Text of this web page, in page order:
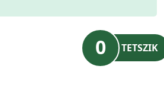
0 TETSZIK